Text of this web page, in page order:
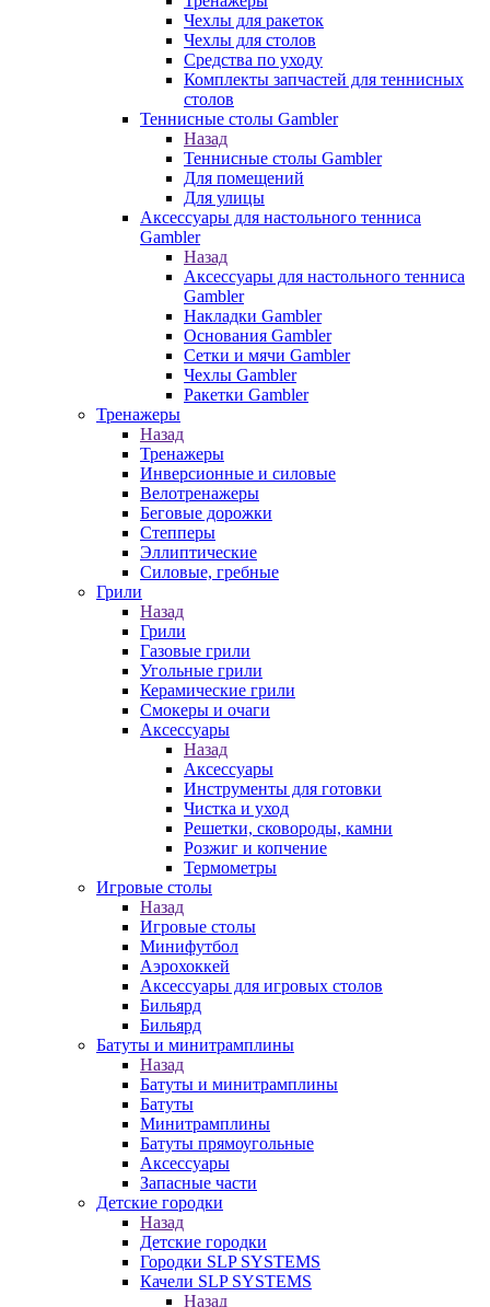
Чехлы для ракеток
Чехлы для столов
Средства по уходу
Комплекты запчастей для теннисных
столов
Теннисные столы Gambler
Назад
Теннисные столы Gambler
Для помещений
Для улицы
Аксессуары для настольного тенниса
Gambler
Назад
Аксессуары для настольного тенниса
Gambler
Накладки Gambler
Основания Gambler
Сетки и мячи Gambler
Чехлы Gambler
Ракетки Gambler
Тренажеры
Назад
Тренажеры
Инверсионные и силовые
Велотренажеры
Беговые дорожки
Степперы
Эллиптические
Силовые, гребные
Грили
Назад
Грили
Газовые грили
Угольные грили
Керамические грили
Смокеры и очаги
Аксессуары
Назад
Аксессуары
Инструменты для готовки
Чистка и уход
Решетки, сковороды, камни
Розжиг и копчение
Термометры
Игровые столы
Назад
Игровые столы
Минифутбол
Аэрохоккей
Аксессуары для игровых столов
Бильяpд
Бильяpд
Батуты и минитрамплины
Назад
Батуты и минитрамплины
Батуты
Минитрамплины
Батуты прямоугольные
Аксессуары
Запасные части
Детские городки
Назад
Детские городки
Городки SLP SYSTEMS
Качели SLP SYSTEMS
Назад